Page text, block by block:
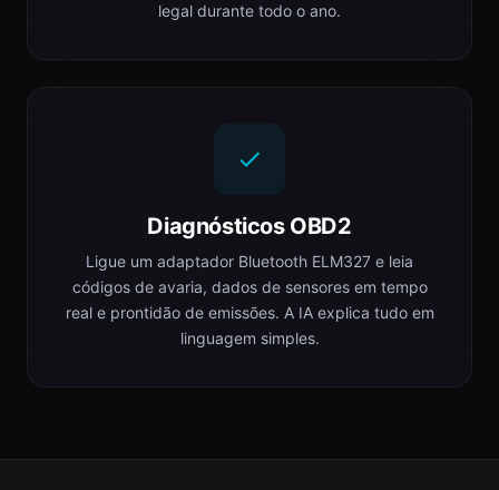
legal durante todo o ano.
Diagnósticos OBD2
Ligue um adaptador Bluetooth ELM327 e leia
códigos de avaria, dados de sensores em tempo
real e prontidão de emissões. A IA explica tudo em
linguagem simples.